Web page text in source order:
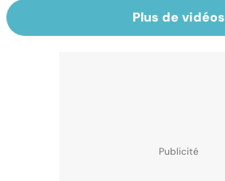
Plus de vidéos